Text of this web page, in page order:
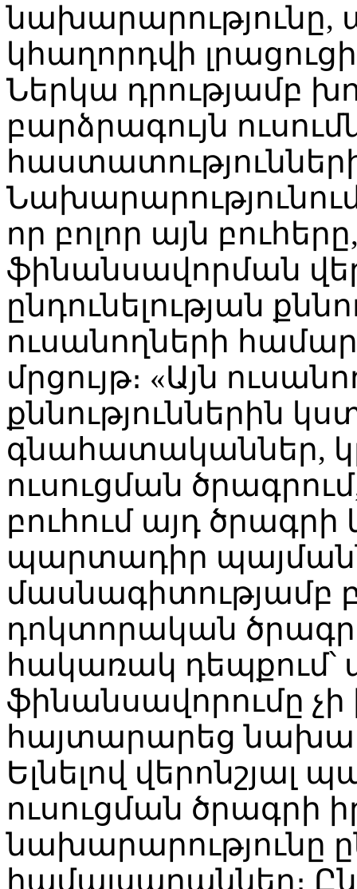
նախարարությունը,
կհաղորդվի
Ներկա դրությամբ
բարձրագույն
որ բոլոր այն
ֆինանսավորման
ընդունելության
ուսանողների
մրցույթ։ «Այն
քննություններին
գնահատականներ,
ուսուցման
բուհում այդ
պարտադիր
մասնագիտությամբ
դոկտորական
հակառակ դեպքում՝
ֆինանսավորումը
հայտարարեց
Ելնելով վերոնշյալ
ուսուցման
նախարարությունը
համալսարաններ։